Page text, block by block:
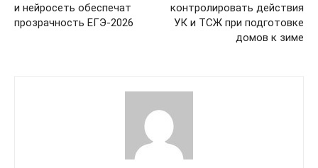
и нейросеть обеспечат
прозрачность ЕГЭ-2026
контролировать действия
УК и ТСЖ при подготовке
домов к зиме